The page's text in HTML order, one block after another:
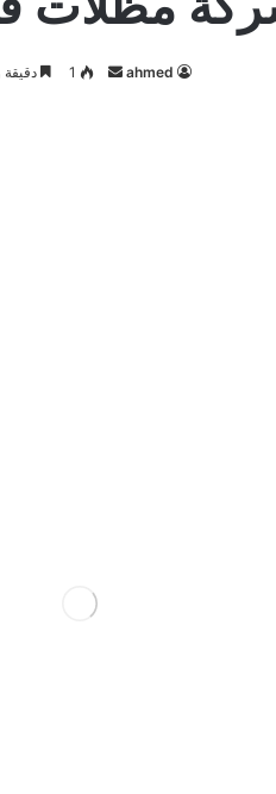
ahmed
أرسل 1 دقيقة